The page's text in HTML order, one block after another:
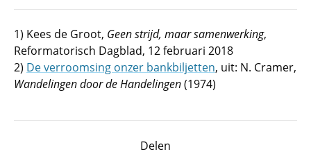
1) Kees de Groot, Geen strijd, maar samenwerking,
Reformatorisch Dagblad, 12 februari 2018
2) De verroomsing onzer bankbiljetten, uit: N. Cramer,
Wandelingen door de Handelingen(1974)
Delen